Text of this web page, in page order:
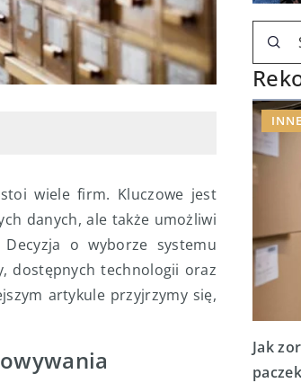
wiele firm. Kluczowe jest
danych, ale także umożliwi
o wyborze systemu
dostępnych technologii oraz
artykule przyjrzymy się,
INNE
Jak